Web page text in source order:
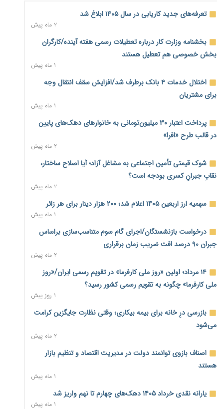
۲۰ ساعت پیش
آغاز اجرای پایلوت «ردا کارت» برای دانشجویان تحصیلات تکمیلی
محدودیت تازه برای شبکه بانکی؛ افزایش سپرده قانونی با هدف
کنترل تورم
ترمز تولید خودرو کشیده شد؛ افت ۲۵ درصدی تیراژ ایران‌خودرو،
سایپا و پارس‌خودرو
بنگاه‌داری بانک‌ها؛ مانع بزرگ خانه‌دار شدن مستأجران
نماینده مجلس: توسعه مرزهای زمینی به راهبرد تأمین کالاهای
اساسی تبدیل شود
خانه کارگر قزوین: شکاف دستمزد و هزینه معیشت هر روز عمیق‌تر
می‌شود
رئیس سازمان امور مالیاتی: بلاگرهای پردرآمد مشمول پرداخت
مالیات هستند
پیش‌بینی افزایش تولید برنج؛ نیاز وارداتی کشور به ۵۰۰ هزار تن
کاهش می‌یابد
میلیارد دلاری
اختیارات جدید گمرکات برای تمدید ورود موقت کالا و خودرو تا
تعرفه‌های جدید کاریابی در سال ۱۴۰۵ ابلاغ شد
۲ ماه پیش
بخشنامه وزارت کار درباره تعطیلات رسمی هفته آینده/کارگران
بخش خصوصی هم تعطیل هستند
۱ ماه پیش
اختلال خدمات ۴ بانک برطرف شد/افزایش سقف انتقال وجه
برای مشتریان
۱ ماه پیش
پرداخت اعتبار ۳۰ میلیون‌تومانی به خانوارهای دهک‌های پایین
در قالب طرح «افرا»
۲ ماه پیش
شوک قیمتی تأمین اجتماعی به مشاغل آزاد؛ آیا اصلاح ساختار،
نقابِ جبرانِ کسری بودجه است؟
۲ ماه پیش
سهمیه ارز اربعین ۱۴۰۵ اعلام شد؛ ۲۰۰ هزار دینار برای هر زائر
۱ ماه پیش
درخواست بازنشستگان/اجرای گام سوم متناسب‌سازی براساس
جبران ۹۰ درصد افت ضریب زمان برقراری
۲ ماه پیش
۱۴ مرداد؛ اولین «روز ملی کارفرما» در تقویم رسمی ایران/«روز
ملی کارفرما» چگونه به تقویم رسمی کشور رسید؟
۱ روز پیش
بازرسی درِ خانه برای بیمه بیکاری؛ وقتی نظارت جایگزین کرامت
می‌شود
۲ ماه پیش
اصناف بازوی توانمند دولت در مدیریت اقتصاد و تنظیم بازار
هستند
۱ ماه پیش
یارانه نقدی خرداد ۱۴۰۵ دهک‌های چهارم تا نهم واریز شد
۱ ماه پیش